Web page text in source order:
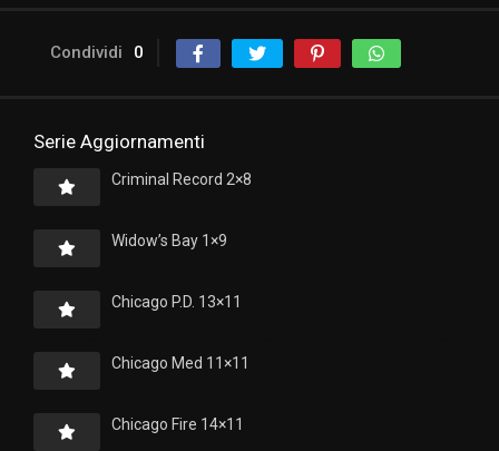
Condividi 0
Serie Aggiornamenti
Criminal Record 2×8
Widow’s Bay 1×9
Chicago P.D. 13×11
Chicago Med 11×11
Chicago Fire 14×11